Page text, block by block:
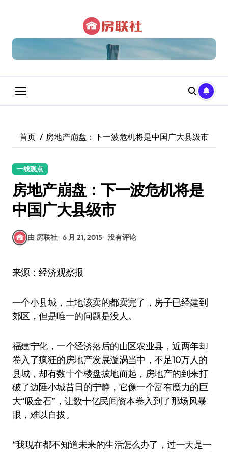
首页 房地产崩盘：下一波危机将是中国广大县级市
一线观点
房地产崩盘：下一波危机将是
中国广大县级市
由 房联社 6 月 21, 2015 没有评论
来源：经济观察报
一个小县城，土地该卖的都卖完了，房子已经建到
郊区，但是唯一的问题是没人。
福建宁化，一个经济落后的山区农业县，近两年却
卷入了疯狂的房地产发展漩涡当中，不足10万人的
县城，却有数十个楼盘拔地而起，房地产的到来打
破了边陲小城昔日的宁静，它像一个富有魔力的巨
大“吸金石”，让数十亿民间资本卷入到了那场风暴
眼，难以自拔。
“我现在都不知道未来的生活怎么办了，过一天是一